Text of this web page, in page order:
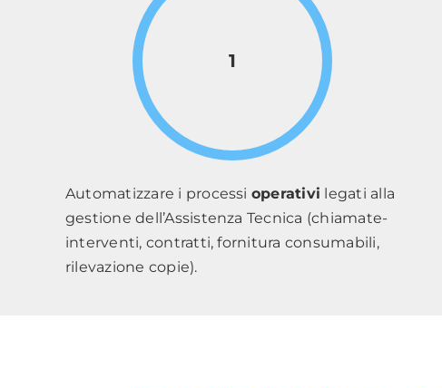
1
Automatizzare i processi operativi legati alla
gestione dell’Assistenza Tecnica (chiamate-
interventi, contratti, fornitura consumabili,
rilevazione copie).